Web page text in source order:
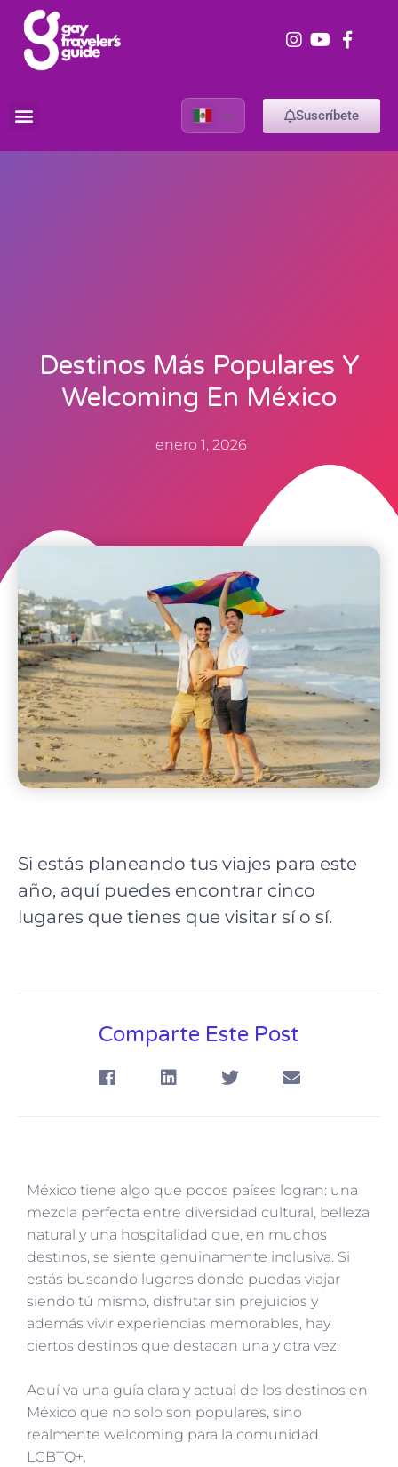
Suscríbete
Destinos Más Populares Y
Welcoming En México
enero 1, 2026
Si estás planeando tus viajes para este
año, aquí puedes encontrar cinco
lugares que tienes que visitar sí o sí.
Comparte Este Post
México tiene algo que pocos países logran: una
mezcla perfecta entre diversidad cultural, belleza
natural y una hospitalidad que, en muchos
destinos, se siente genuinamente inclusiva. Si
estás buscando lugares donde puedas viajar
siendo tú mismo, disfrutar sin prejuicios y
además vivir experiencias memorables, hay
ciertos destinos que destacan una y otra vez.
Aquí va una guía clara y actual de los destinos en
México que no solo son populares, sino
realmente welcoming para la comunidad
LGBTQ+.